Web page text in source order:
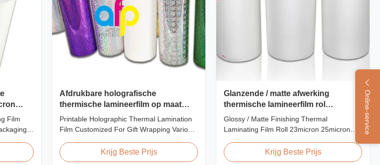
Online-service
Film
touch
Afdrukbare holografische
thermische lamineerfilm op maat
voor cadeauverpakkingen
Printable Holographic Thermal Lamination
Film Customized For Gift Wrapping Various
Film for Gift Wrapping Our comprehensive
range of holographic thermal lamination
Krijg Beste Prijs
Glanzende / matte afwerking
thermische lamineerfilm rol
23micron 25micron
Glossy / Matte Finishing Thermal
Laminating Film Roll 23micron 25micron
FDA Quality Thermal Laminating Film Roll
Thermal Laminating Film Roll is used to
laminate printed paper or paperboard by
Krijg Beste Prijs